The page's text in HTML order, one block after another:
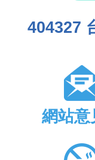
404327
網站意